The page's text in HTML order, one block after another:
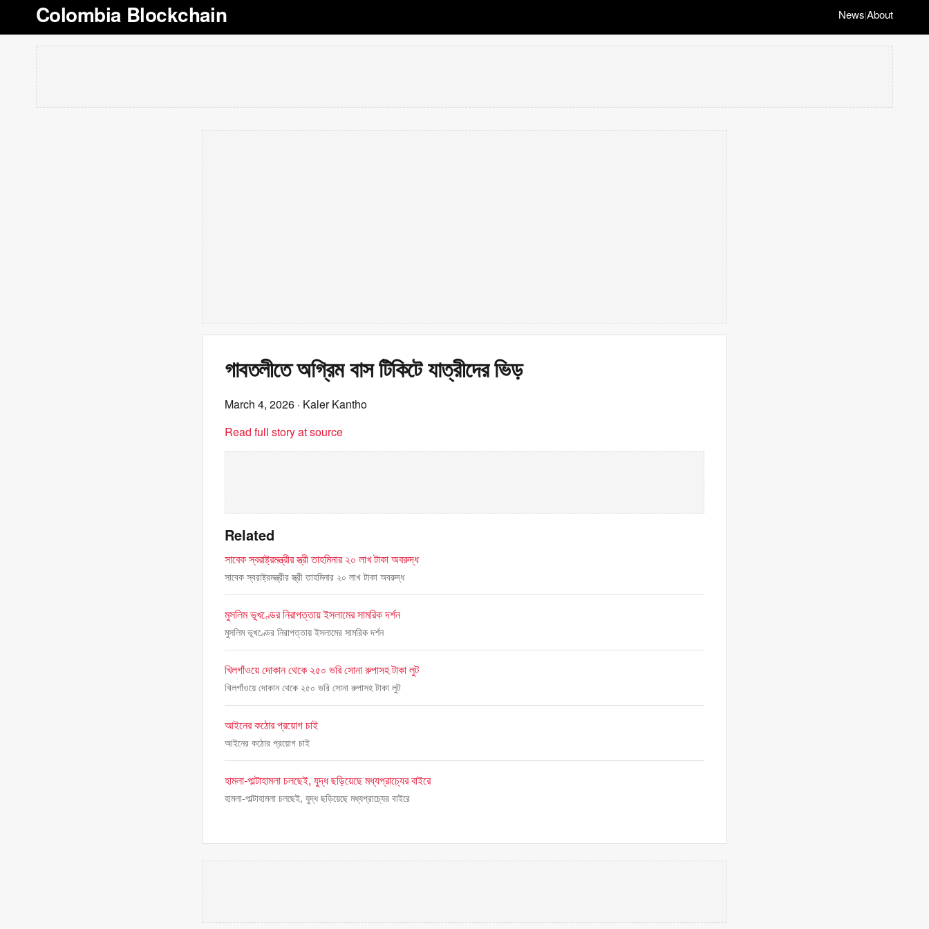
Colombia Blockchain News|About
গাবতলীতে অগ্রিম বাস টিকিটে যাত্রীদের ভিড়
March 4, 2026 · Kaler Kantho
Read full story at source
Related
সাবেক স্বরাষ্ট্রমন্ত্রীর স্ত্রী তাহমিনার ২০ লাখ টাকা অবরুদ্ধ
সাবেক স্বরাষ্ট্রমন্ত্রীর স্ত্রী তাহমিনার ২০ লাখ টাকা অবরুদ্ধ
মুসলিম ভূখণ্ডের নিরাপত্তায় ইসলামের সামরিক দর্শন
মুসলিম ভূখণ্ডের নিরাপত্তায় ইসলামের সামরিক দর্শন
খিলগাঁওয়ে দোকান থেকে ২৫০ ভরি সোনা রুপাসহ টাকা লুট
খিলগাঁওয়ে দোকান থেকে ২৫০ ভরি সোনা রুপাসহ টাকা লুট
আইনের কঠোর প্রয়োগ চাই
আইনের কঠোর প্রয়োগ চাই
হামলা-পাল্টাহামলা চলছেই, যুদ্ধ ছড়িয়েছে মধ্যপ্রাচ্যের বাইরে
হামলা-পাল্টাহামলা চলছেই, যুদ্ধ ছড়িয়েছে মধ্যপ্রাচ্যের বাইরে